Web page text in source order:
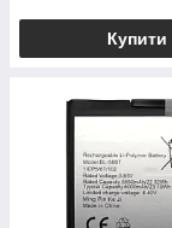
Купити